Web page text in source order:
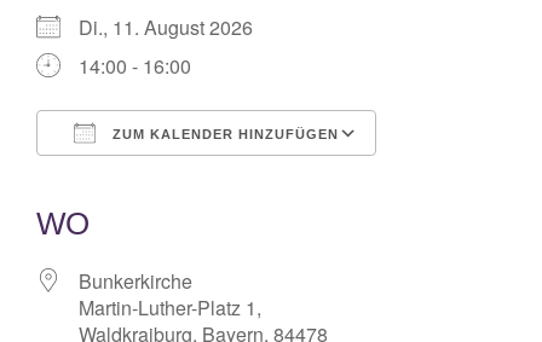
Di., 11. August 2026
14:00 - 16:00
ZUM KALENDER HINZUFÜGEN
WO
Bunkerkirche
Martin-Luther-Platz 1,
Waldkraiburg, Bayern, 84478